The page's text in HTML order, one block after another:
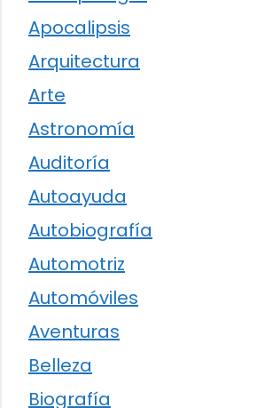
Apocalipsis
Arquitectura
Arte
Astronomía
Auditoría
Autoayuda
Autobiografía
Automotriz
Automóviles
Aventuras
Belleza
Biografía